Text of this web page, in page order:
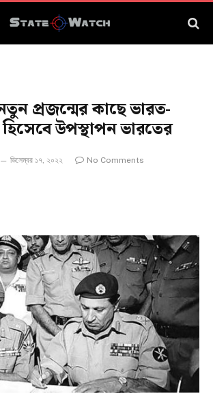
প্রজন্মের কাছে ভারত-
উপস্থাপন ভারতের
ডিসেম্বর ১৭, ২০২২
No Comments